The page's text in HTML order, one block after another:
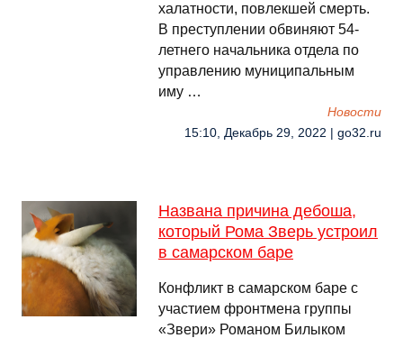
халатности, повлекшей смерть.
В преступлении обвиняют 54-
летнего начальника отдела по
управлению муниципальным
иму …
Новости
15:10, Декабрь 29, 2022 | go32.ru
Названа причина дебоша,
который Рома Зверь устроил
в самарском баре
Конфликт в самарском баре с
участием фронтмена группы
«Звери» Романом Билыком